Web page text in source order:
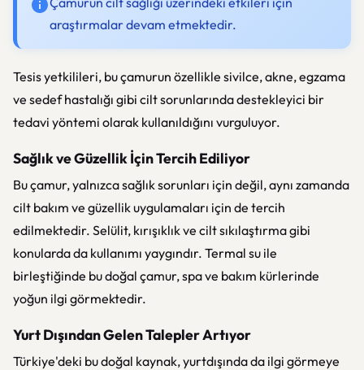
araştırmalar devam etmektedir.
Tesis yetkilileri, bu çamurun özellikle sivilce, akne, egzama
ve sedef hastalığı gibi cilt sorunlarında destekleyici bir
tedavi yöntemi olarak kullanıldığını vurguluyor.
Sağlık ve Güzellik İçin Tercih Ediliyor
Bu çamur, yalnızca sağlık sorunları için değil, aynı zamanda
cilt bakım ve güzellik uygulamaları için de tercih
edilmektedir. Selülit, kırışıklık ve cilt sıkılaştırma gibi
konularda da kullanımı yaygındır. Termal su ile
birleştiğinde bu doğal çamur, spa ve bakım kürlerinde
yoğun ilgi görmektedir.
Yurt Dışından Gelen Talepler Artıyor
Türkiye'deki bu doğal kaynak, yurtdışında da ilgi görmeye